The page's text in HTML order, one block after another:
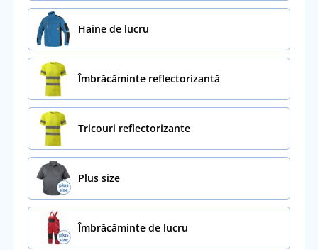
Haine de lucru
Îmbrăcăminte reflectorizantă
Tricouri reflectorizante
Plus size
Îmbrăcăminte de lucru